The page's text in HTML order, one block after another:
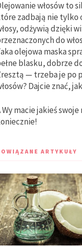
włosów to
zadbają nie tylko
odżywią dzięki
do
olejowa maska
blasku, dobrze
— trzeba je po
Dajcie znać,
Wy macie jakieś
ARTYKUŁY